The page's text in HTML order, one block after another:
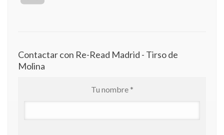
Contactar con Re-Read Madrid - Tirso de
Molina
Tu nombre *